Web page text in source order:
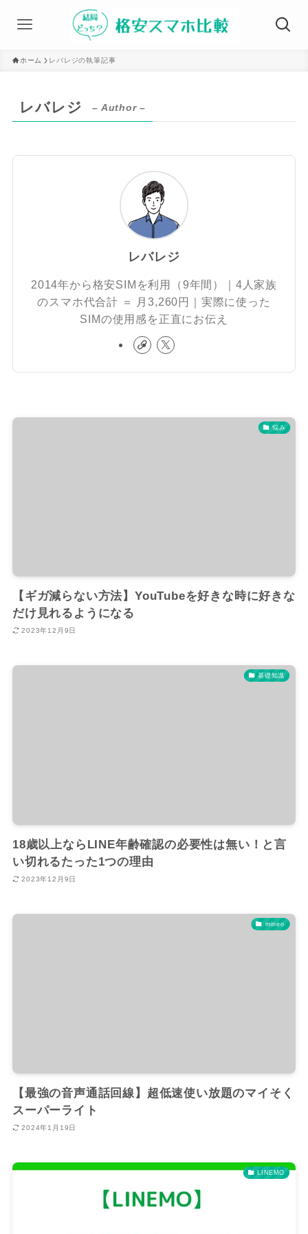
ホーム レバレジの執筆記事
レバレジ – Author –
レバレジ
2014年から格安SIMを利用（9年間）｜4人家族
のスマホ代合計 ＝ 月3,260円｜実際に使った
SIMの使用感を正直にお伝え
悩み
【ギガ減らない方法】YouTubeを好きな時に好きな
だけ見れるようになる
2023年12月9日
基礎知識
18歳以上ならLINE年齢確認の必要性は無い！と言
い切れるたった1つの理由
2023年12月9日
mineo
【最強の音声通話回線】超低速使い放題のマイそく
スーパーライト
2024年1月19日
LINEMO